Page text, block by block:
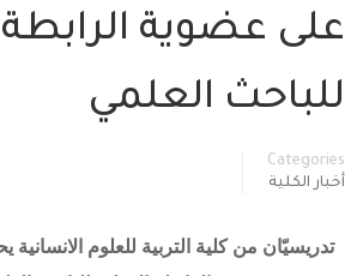
على عضوية الرابطة
للباحث العلمي
Categories
أخبار الكلية
تدريسيّان من كلية التربية للعلوم